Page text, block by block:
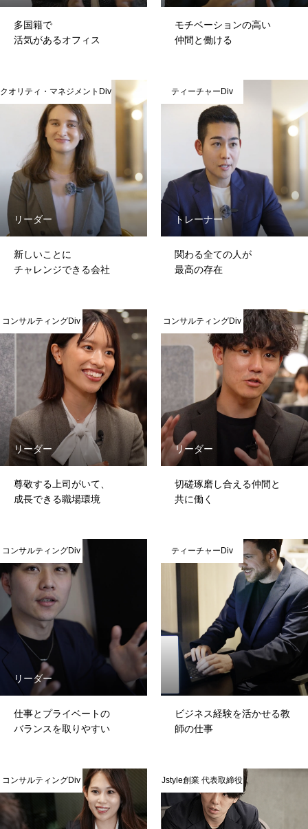
ホーム
BUSINESS
プライバシー・ポリシー
多国籍で
活気があるオフィス
モチベーションの高い
仲間と働ける
クオリティ・マネジメントDiv
リーダー
新しいことに
チャレンジできる会社
ティーチャーDiv
トレーナー
関わる全ての人が
最高の存在
コンサルティングDiv
リーダー
尊敬する上司がいて、
成長できる職場環境
コンサルティングDiv
リーダー
切磋琢磨し合える仲間と
共に働く
コンサルティングDiv
リーダー
仕事とプライベートの
バランスを取りやすい
ティーチャーDiv
ビジネス経験を活かせる教
師の仕事
コンサルティングDiv Jstyle創業 代表取締役